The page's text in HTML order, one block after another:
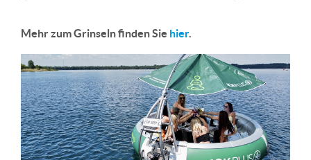
Mehr zum Grinseln finden Sie hier.